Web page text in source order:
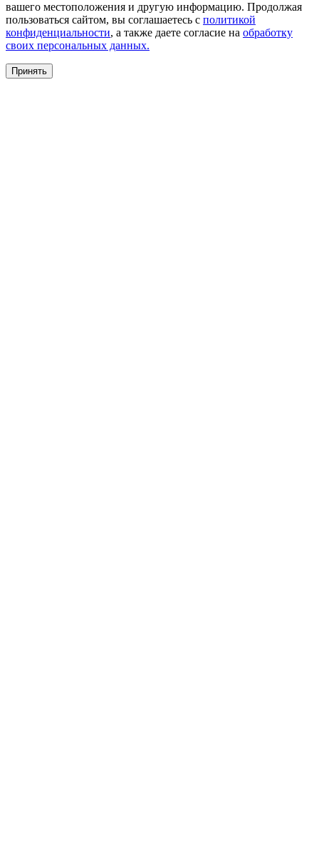
вашего местоположения и другую информацию. Продолжая
пользоваться сайтом, вы соглашаетесь с политикой
конфиденциальности, а также даете согласие на обработку
своих персональных данных.
Принять